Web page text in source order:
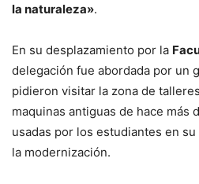
la naturaleza».
En su desplazamiento por la
delegación fue abordada por un
pidieron visitar la zona de
maquinas antiguas de hace más
usadas por los estudiantes en
la modernización.